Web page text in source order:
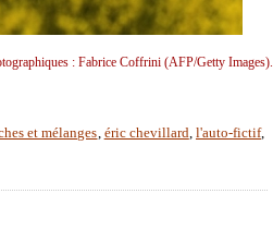
: Fabrice Coffrini (AFP/Getty Images).
et mélanges, éric chevillard, l'auto-fictif,